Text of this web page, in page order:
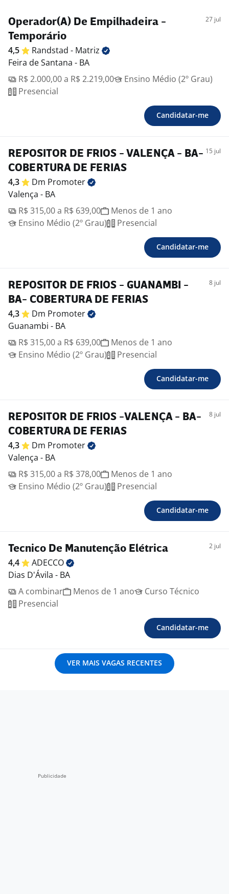
Operador(A) De Empilhadeira -
Temporário
27 jul
4,5 Randstad - Matriz
Feira de Santana - BA
R$ 2.000,00 a R$ 2.219,00
Ensino Médio (2º Grau)
Presencial
Candidatar-me
REPOSITOR DE FRIOS - VALENÇA - BA-
COBERTURA DE FERIAS
15 jul
4,3 Dm Promoter
Valença - BA
R$ 315,00 a R$ 639,00
Menos de 1 ano
Ensino Médio (2º Grau)
Presencial
Candidatar-me
REPOSITOR DE FRIOS - GUANAMBI -
BA- COBERTURA DE FERIAS
8 jul
4,3 Dm Promoter
Guanambi - BA
R$ 315,00 a R$ 639,00
Menos de 1 ano
Ensino Médio (2º Grau)
Presencial
Candidatar-me
REPOSITOR DE FRIOS -VALENÇA - BA-
COBERTURA DE FERIAS
8 jul
4,3 Dm Promoter
Valença - BA
R$ 315,00 a R$ 378,00
Menos de 1 ano
Ensino Médio (2º Grau)
Presencial
Candidatar-me
Tecnico De Manutenção Elétrica 2 jul
4,4
ADECCO
Dias D'Ávila - BA
A combinar
Menos de 1 ano
Curso Técnico
Presencial
Candidatar-me
VER MAIS VAGAS RECENTES